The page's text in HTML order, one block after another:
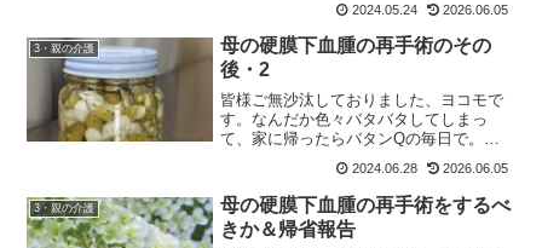
いの中で、母ではなく父の事で気になる
台詞が一つ。ゴ『お父様、大丈夫？男性
特有のご病気になってな...
2024.05.24 2026.06.05
3・親の介護
母の硬膜下血腫の再手術のその
後・2
皆様ご無沙汰しておりました、ヨコモで
す。なんだか色々バタバタしてしまっ
て、家に帰ったらバタンQの毎日で。ブ
がつけばあっという間に、前回の更新か
ら10日も経っていました。毎日更新が目
標なのですが・・・反省。...
2024.06.28 2026.06.05
3・親の介護
母の硬膜下血腫の再手術をするべ
きか＆帰省報告